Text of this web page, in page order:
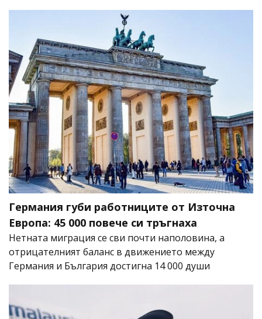
Германия губи работниците от Източна
Европа: 45 000 повече си тръгнаха
Нетната миграция се сви почти наполовина, а
отрицателният баланс в движението между
Германия и България достигна 14 000 души